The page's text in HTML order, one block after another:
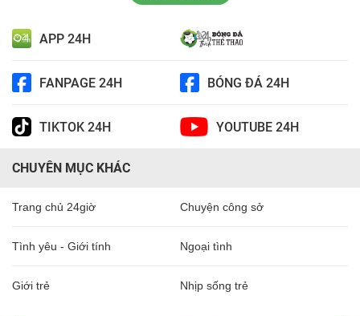
APP 24H
FANPAGE 24H BÓNG ĐÁ 24H
TIKTOK 24H YOUTUBE 24H
CHUYÊN MỤC KHÁC
Trang chủ 24giờ Chuyện công sở
Tình yêu - Giới tính Ngoại tình
Giới trẻ Nhịp sống trẻ